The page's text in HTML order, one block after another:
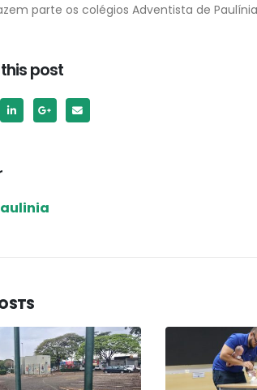
parte os colégios Adventista de
post